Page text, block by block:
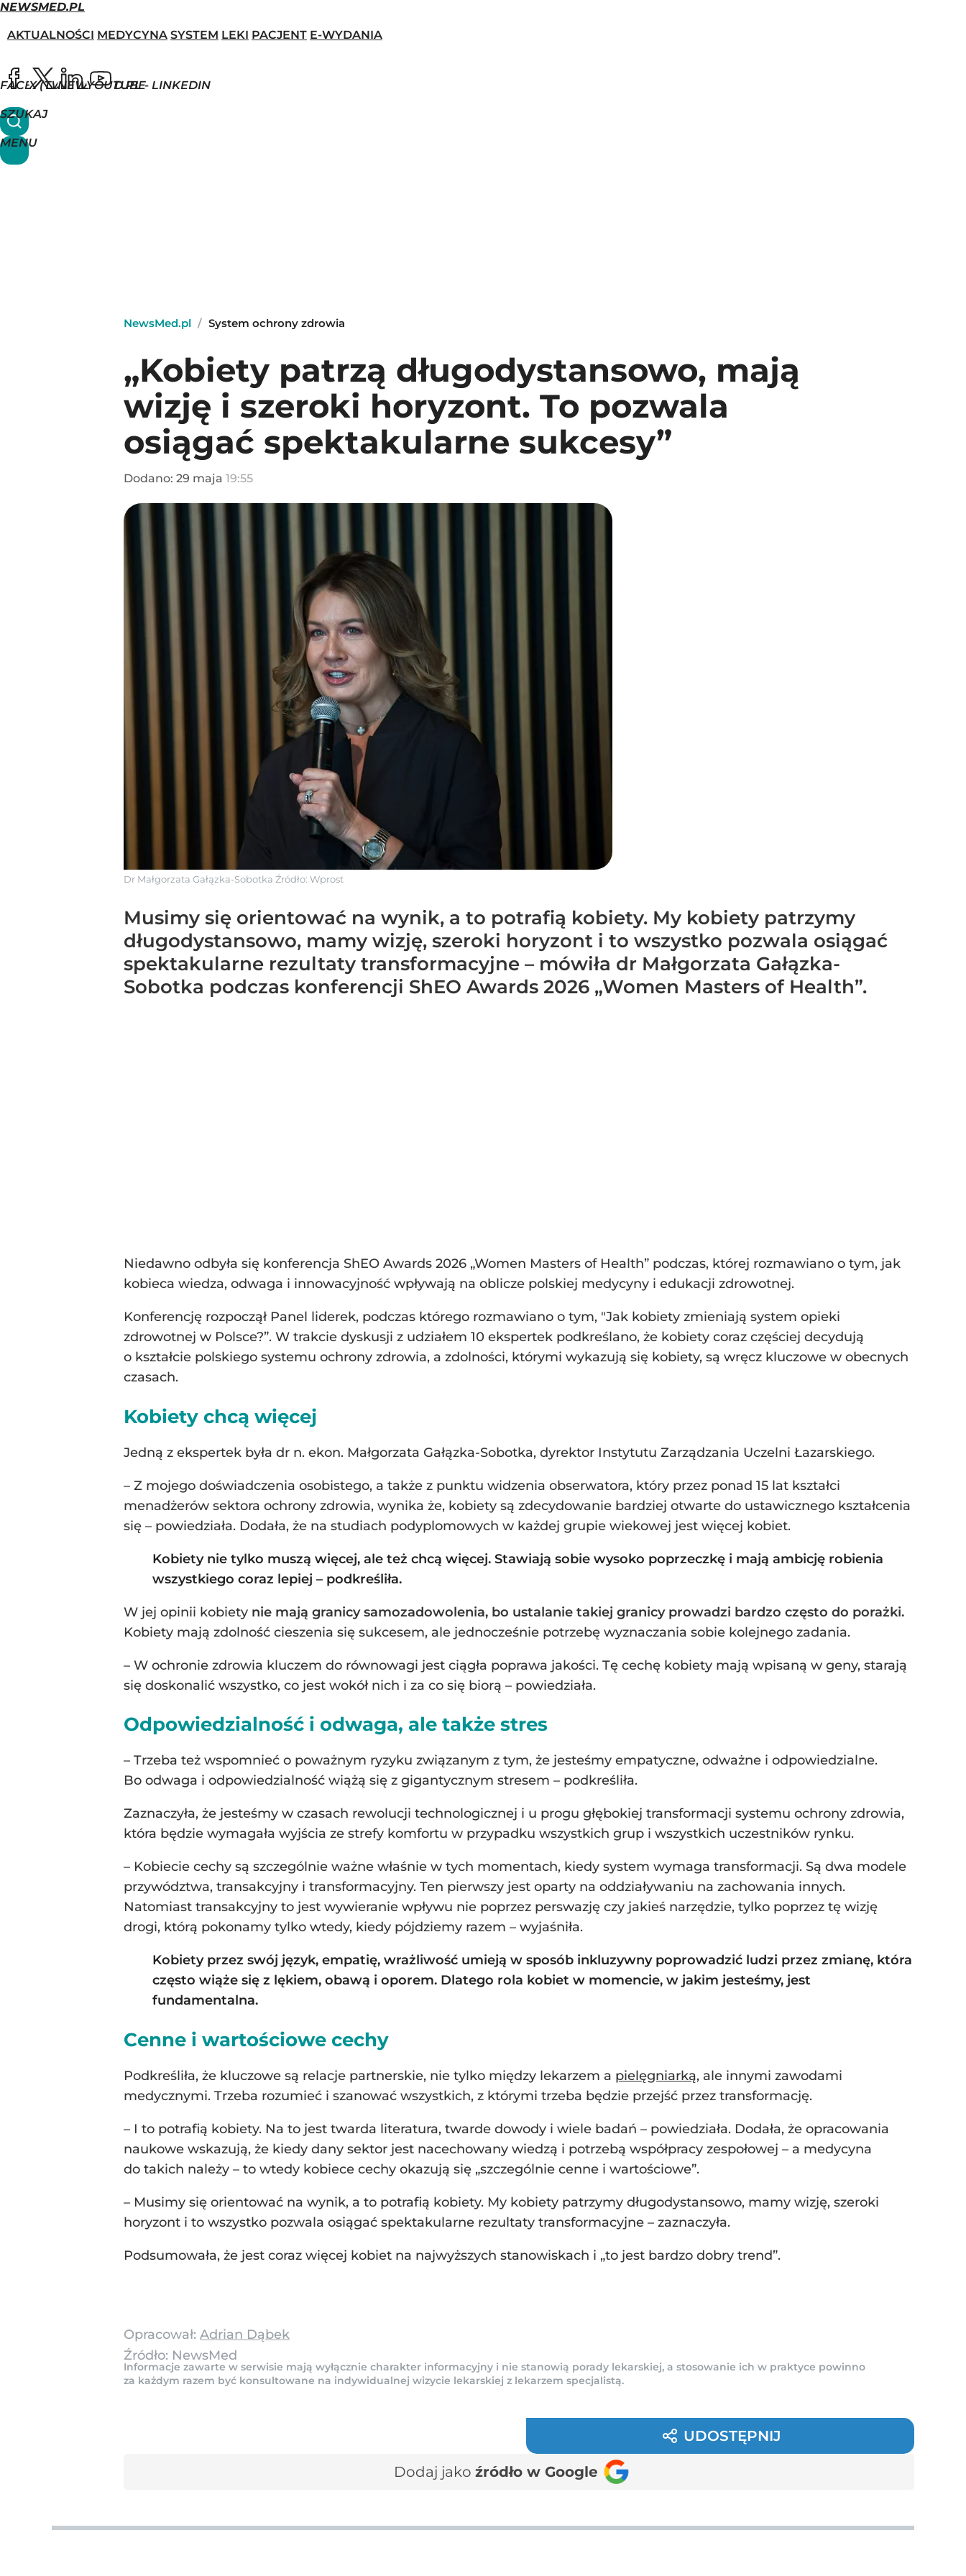
NEWSMED.PL
AKTUALNOŚCI MEDYCYNA SYSTEM LEKI PACJENT E-WYDANIA
FACEBOOK
X (TWITTER)
NEWSMED.PL - LINKEDIN
YOUTUBE
SZUKAJ
MENU
NewsMed.pl / System ochrony zdrowia
„Kobiety patrzą długodystansowo, mają
wizję i szeroki horyzont. To pozwala
osiągać spektakularne sukcesy”
Dodano: 29 maja 19:55
Dr Małgorzata Gałązka-Sobotka Źródło: Wprost
Musimy się orientować na wynik, a to potrafią kobiety. My kobiety patrzymy
długodystansowo, mamy wizję, szeroki horyzont i to wszystko pozwala osiągać
spektakularne rezultaty transformacyjne – mówiła dr Małgorzata Gałązka-
Sobotka podczas konferencji ShEO Awards 2026 „Women Masters of Health”.
Niedawno odbyła się konferencja ShEO Awards 2026 „Women Masters of Health” podczas, której rozmawiano o tym, jak
kobieca wiedza, odwaga i innowacyjność wpływają na oblicze polskiej medycyny i edukacji zdrowotnej.
Konferencję rozpoczął Panel liderek, podczas którego rozmawiano o tym, "Jak kobiety zmieniają system opieki
zdrowotnej w Polsce?”. W trakcie dyskusji z udziałem 10 ekspertek podkreślano, że kobiety coraz częściej decydują
o kształcie polskiego systemu ochrony zdrowia, a zdolności, którymi wykazują się kobiety, są wręcz kluczowe w obecnych
czasach.
Kobiety chcą więcej
Jedną z ekspertek była dr n. ekon. Małgorzata Gałązka-Sobotka, dyrektor Instytutu Zarządzania Uczelni Łazarskiego.
– Z mojego doświadczenia osobistego, a także z punktu widzenia obserwatora, który przez ponad 15 lat kształci
menadżerów sektora ochrony zdrowia, wynika że, kobiety są zdecydowanie bardziej otwarte do ustawicznego kształcenia
się – powiedziała. Dodała, że na studiach podyplomowych w każdej grupie wiekowej jest więcej kobiet.
Kobiety nie tylko muszą więcej, ale też chcą więcej. Stawiają sobie wysoko poprzeczkę i mają ambicję robienia
wszystkiego coraz lepiej – podkreśliła.
W jej opinii kobiety nie mają granicy samozadowolenia, bo ustalanie takiej granicy prowadzi bardzo często do porażki.
Kobiety mają zdolność cieszenia się sukcesem, ale jednocześnie potrzebę wyznaczania sobie kolejnego zadania.
– W ochronie zdrowia kluczem do równowagi jest ciągła poprawa jakości. Tę cechę kobiety mają wpisaną w geny, starają
się doskonalić wszystko, co jest wokół nich i za co się biorą – powiedziała.
Odpowiedzialność i odwaga, ale także stres
– Trzeba też wspomnieć o poważnym ryzyku związanym z tym, że jesteśmy empatyczne, odważne i odpowiedzialne.
Bo odwaga i odpowiedzialność wiążą się z gigantycznym stresem – podkreśliła.
Zaznaczyła, że jesteśmy w czasach rewolucji technologicznej i u progu głębokiej transformacji systemu ochrony zdrowia,
która będzie wymagała wyjścia ze strefy komfortu w przypadku wszystkich grup i wszystkich uczestników rynku.
– Kobiecie cechy są szczególnie ważne właśnie w tych momentach, kiedy system wymaga transformacji. Są dwa modele
przywództwa, transakcyjny i transformacyjny. Ten pierwszy jest oparty na oddziaływaniu na zachowania innych.
Natomiast transakcyjny to jest wywieranie wpływu nie poprzez perswazję czy jakieś narzędzie, tylko poprzez tę wizję
drogi, którą pokonamy tylko wtedy, kiedy pójdziemy razem – wyjaśniła.
Kobiety przez swój język, empatię, wrażliwość umieją w sposób inkluzywny poprowadzić ludzi przez zmianę, która
często wiąże się z lękiem, obawą i oporem. Dlatego rola kobiet w momencie, w jakim jesteśmy, jest
fundamentalna.
Cenne i wartościowe cechy
Podkreśliła, że kluczowe są relacje partnerskie, nie tylko między lekarzem a pielęgniarką, ale innymi zawodami
medycznymi. Trzeba rozumieć i szanować wszystkich, z którymi trzeba będzie przejść przez transformację.
– I to potrafią kobiety. Na to jest twarda literatura, twarde dowody i wiele badań – powiedziała. Dodała, że opracowania
naukowe wskazują, że kiedy dany sektor jest nacechowany wiedzą i potrzebą współpracy zespołowej – a medycyna
do takich należy – to wtedy kobiece cechy okazują się „szczególnie cenne i wartościowe”.
– Musimy się orientować na wynik, a to potrafią kobiety. My kobiety patrzymy długodystansowo, mamy wizję, szeroki
horyzont i to wszystko pozwala osiągać spektakularne rezultaty transformacyjne – zaznaczyła.
Podsumowała, że jest coraz więcej kobiet na najwyższych stanowiskach i „to jest bardzo dobry trend”.
Opracował: Adrian Dąbek
Źródło: NewsMed
Informacje zawarte w serwisie mają wyłącznie charakter informacyjny i nie stanowią porady lekarskiej, a stosowanie ich w praktyce powinno
za każdym razem być konsultowane na indywidualnej wizycie lekarskiej z lekarzem specjalistą.
UDOSTĘPNIJ
Dodaj jako źródło w Google